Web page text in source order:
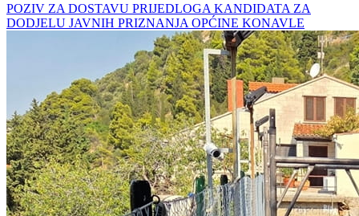
POZIV ZA DOSTAVU PRIJEDLOGA KANDIDATA ZA
DODJELU JAVNIH PRIZNANJA OPĆINE KONAVLE